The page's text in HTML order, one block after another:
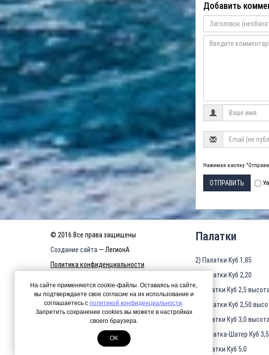
Добавить
Нажимая кнопку
ОТПРАВИТЬ
© 2016 Все права защищены
Создание сайта — ЛегионА
Политика конфиденциальности
КАРТА САЙТА
Палатки
2) Палатки Куб 1,85
3) Палатки Куб 2,20
4)Палатки Куб 2,5
5) Палатки Куб 2,50
6)Палатки Куб 3,0
7) Палатка-Шатер Куб
8)Палатки Куб 5,0
На сайте применяются cookie-файлы. Оставаясь на сайте,
вы подтверждаете свое согласие на их использование и
соглашаетесь с политикой конфиденциальности.
Запретить сохранение cookies вы можете в настройках
своего браузера.
OK